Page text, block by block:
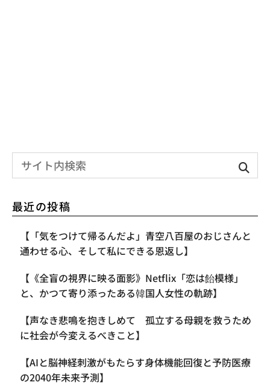
最近の投稿
【「気をつけて帰るんだよ」青空八百屋のおじさんと
通わせる心、そして私にできる恩返し】
【《全盲の視界に映る面影》Netflix「恋は飴模様」
と、かつて寄り添ったある韓国人女性の軌跡】
【声なき悲鳴を抱きしめて 孤立する母親を救うため
に社会が今変えるべきこと】
【AIと脳神経刺激がもたらす身体機能回復と予防医療
の2040年未来予測】